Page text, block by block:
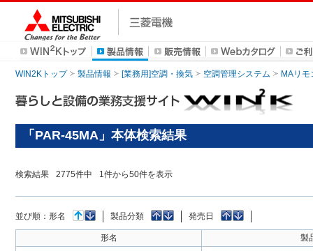
WIN2Kトップ 製品情報 [業務用]空調・換気 空調管理システム MAリモ
「PAR-45MA」本体検索結果
検索結果 2775件中 1件から50件を表示
並び順： 形名 製品分類 発売日
形名 製